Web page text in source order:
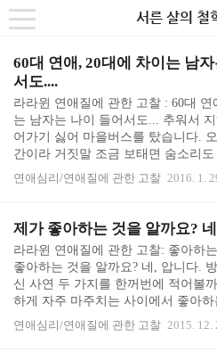
본
문
내
비
카
테
toggle
서른 살의 철
60대 연애, 20대에 차이는 남자
서도....
라라윈 연애질에 관한 고찰 : 60대 연
는 남자는 나이 들어서도... 추워서
어가기 싫어 마을버스를 탔습니다.
간이라 거짓말 조금 보태면 숨소리도
다. 그 가운데 60대 아저씨 한 분이 60
게 열심히 작업을 걸고 계셨습니다.
이 좋은가보죠?" 여 "네. 괜찮아요."
가봐야겠네." 여 "그러세요" 남 "탕이
"네. 여러 개 있어요" 남 "근데 댁이
까지 타고 목욕탕에 오세요?" 여 "응
까지는 수월해 보였습니다. 어느새
집 위치까지 알아내셨으니까요. 그
었습니다. 남..
연애심리/연애질에 관한 고찰 2016. 1.
제가 좋아하는 것을 알까요?
라라윈 연애질에 관한 고찰: 좋아하
좋아하는 것을 알까요? 네, 압니다.
신 사연 두 가지를 한꺼번에 적어볼
하게 자주 마주치는 사이에서 좋아
는가 하는 문제입니다. 사연 #1 데스
데스크에서 일하는 여직원을 좋아해
연애심리/연애질에 관한 고찰 2015. 12.